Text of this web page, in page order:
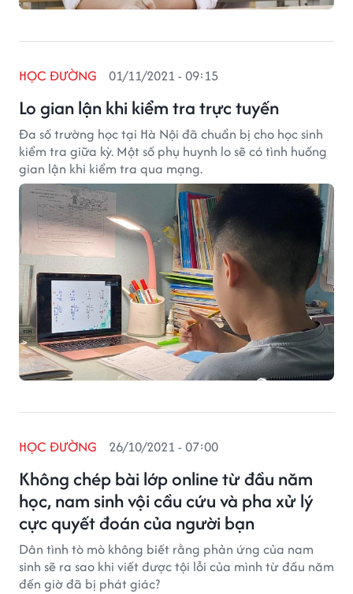
Lo gian lận khi kiểm tra trực tuyến
HỌC ĐƯỜNG 01/11/2021 - 09:15
Đa số trường học tại Hà Nội đã chuẩn bị cho học sinh
kiểm tra giữa kỳ. Một số phụ huynh lo sẽ có tình huống
gian lận khi kiểm tra qua mạng.
Không chép bài lớp online từ đầu năm
học, nam sinh vội cầu cứu và pha xử lý
cực quyết đoán của người bạn
HỌC ĐƯỜNG 26/10/2021 - 07:00
Dân tình tò mò không biết rằng phản ứng của nam
sinh sẽ ra sao khi viết được tội lỗi của mình từ đầu năm
đến giờ đã bị phát giác?